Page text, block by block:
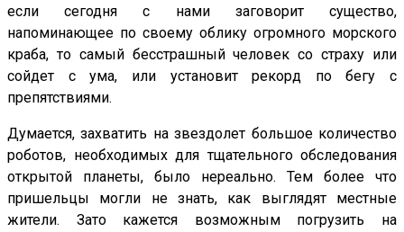
если сегодня с нами заговорит существо,
напоминающее по своему облику огромного морского
краба, то самый бесстрашный человек со страху или
сойдет с ума, или установит рекорд по бегу с
препятствиями.
Думается, захватить на звездолет большое количество
роботов, необходимых для тщательного обследования
открытой планеты, было нереально. Тем более что
пришельцы могли не знать, как выглядят местные
жители. Зато кажется возможным погрузить на